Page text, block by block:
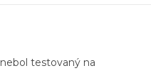
testovaný na